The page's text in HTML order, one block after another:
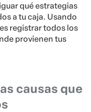
qué estrategias
a tu caja. Usando
registrar todos los
provienen tus
causas que